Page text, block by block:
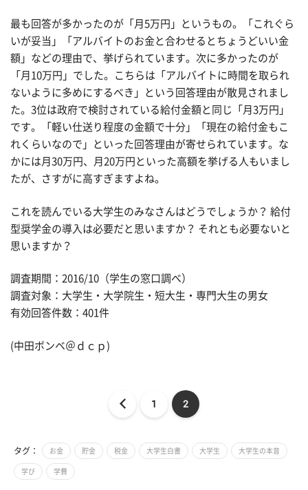
最も回答が多かったのが「月5万円」というもの。「これぐら
いが妥当」「アルバイトのお金と合わせるとちょうどいい金
額」などの理由で、挙げられています。次に多かったのが
「月10万円」でした。こちらは「アルバイトに時間を取られ
ないように多めにするべき」という回答理由が散見されまし
た。3位は政府で検討されている給付金額と同じ「月3万円」
です。「軽い仕送り程度の金額で十分」「現在の給付金もこ
れくらいなので」といった回答理由が寄せられています。な
かには月30万円、月20万円といった高額を挙げる人もいまし
たが、さすがに高すぎますよね。
これを読んでいる大学生のみなさんはどうでしょうか？ 給付
型奨学金の導入は必要だと思いますか？ それとも必要ないと
思いますか？
調査期間：2016/10（学生の窓口調べ）
調査対象：大学生・大学院生・短大生・専門大生の男女
有効回答件数：401件
(中田ボンベ＠ｄｃｐ)
1 2
タグ： お金 貯金 税金 大学生白書 大学生 大学生の本音
学び 学費